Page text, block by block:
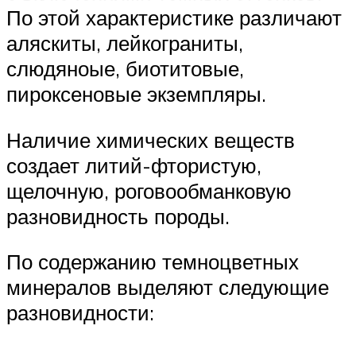
По этой характеристике различают
аляскиты, лейкограниты,
слюдяноые, биотитовые,
пироксеновые экземпляры.
Наличие химических веществ
создает литий-фтористую,
щелочную, роговообманковую
разновидность породы.
По содержанию темноцветных
минералов выделяют следующие
разновидности: